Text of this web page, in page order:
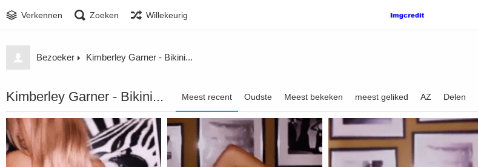
Verkennen Zoeken Willekeurig
Bezoeker Kimberley Garner - Bikini...
Kimberley Garner - Bikini... Meest recent Oudste Meest bekeken meest geliked AZ Delen